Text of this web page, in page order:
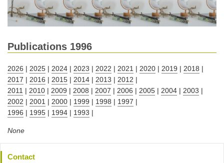
Publications 1996
2026 | 2025 | 2024 | 2023 | 2022 | 2021 | 2020 | 2019 | 2018 |
2017 | 2016 | 2015 | 2014 | 2013 | 2012 |
2011 | 2010 | 2009 | 2008 | 2007 | 2006 | 2005 | 2004 | 2003 |
2002 | 2001 | 2000 | 1999 | 1998 | 1997 |
1996 | 1995 | 1994 | 1993 |
None
Contact